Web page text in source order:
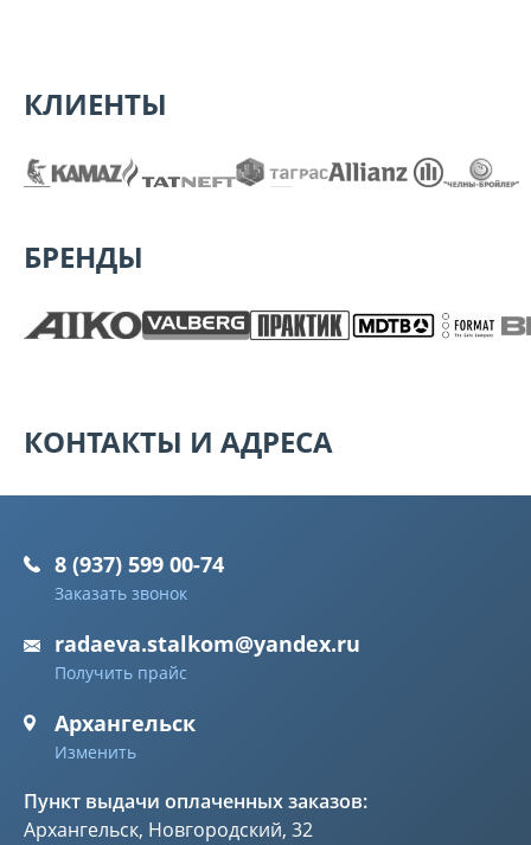
КЛИЕНТЫ
БРЕНДЫ
КОНТАКТЫ И АДРЕСА
8 (937) 599 00-74
Заказать звонок
radaeva.stalkom@yandex.ru
Получить прайс
Архангельск
Изменить
Пункт выдачи оплаченных заказов:
Архангельск, Новгородский, 32